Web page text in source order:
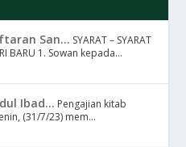
San... SYARAT – SYARAT
BARU 1. Sowan kepada...
Ibad... Pengajian kitab
(31/7/23) mem...